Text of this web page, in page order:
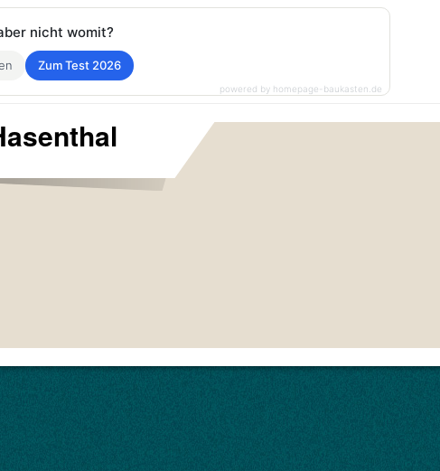
nicht womit?
Zum Test 2026
powered by homepage-baukasten.de